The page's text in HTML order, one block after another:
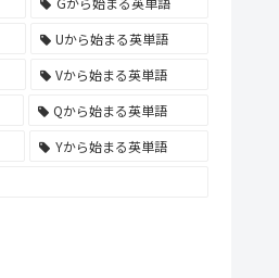
Uから始まる英単語
Vから始まる英単語
Qから始まる英単語
Yから始まる英単語